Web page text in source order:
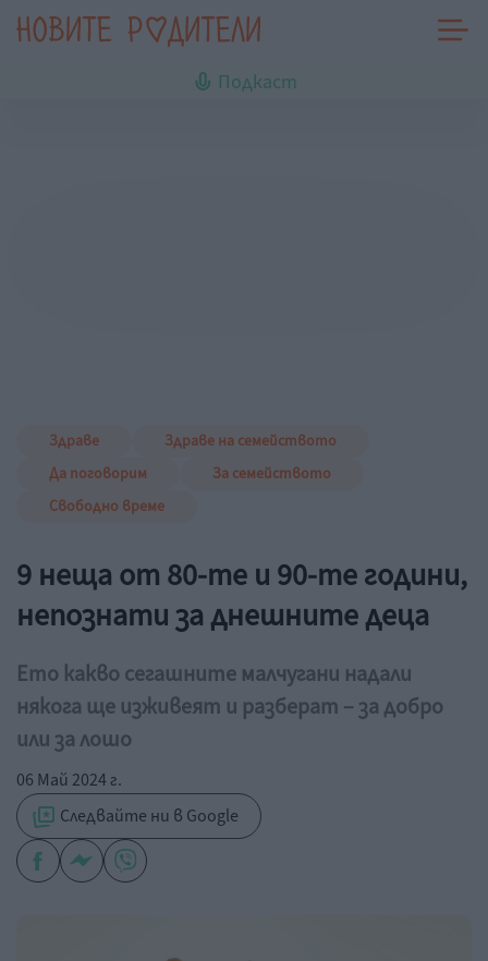
Подкаст
Здраве
Здраве на семейството
Да поговорим
За семейството
Свободно време
9 неща от 80-те и 90-те години,
непознати за днешните деца
Ето какво сегашните малчугани надали
някога ще изживеят и разберат – за добро
или за лошо
06 Май 2024 г.
Следвайте ни в Google